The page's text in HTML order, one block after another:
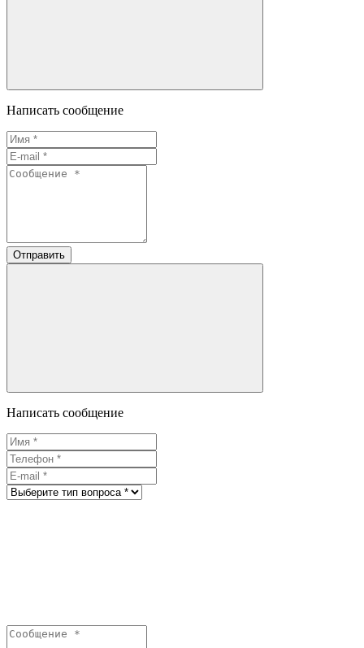
Написать сообщение
Отправить
Написать сообщение